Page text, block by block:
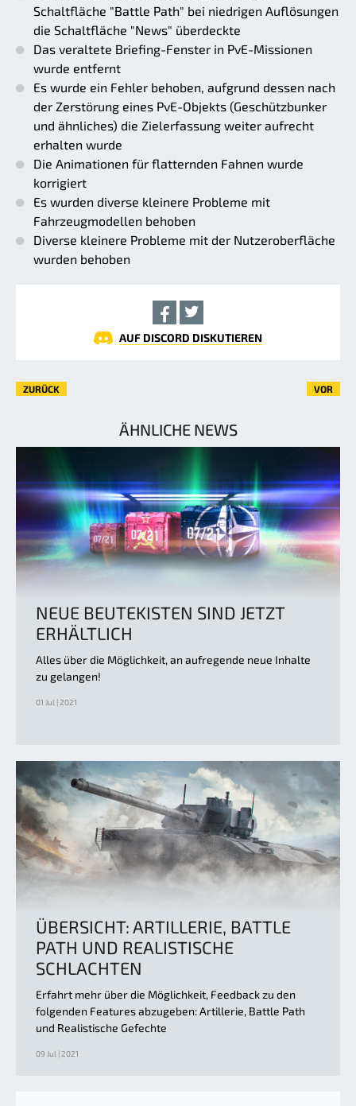
Schaltfläche "Battle Path" bei niedrigen Auflösungen
die Schaltfläche "News" überdeckte
Das veraltete Briefing-Fenster in PvE-Missionen
wurde entfernt
Es wurde ein Fehler behoben, aufgrund dessen nach
der Zerstörung eines PvE-Objekts (Geschützbunker
und ähnliches) die Zielerfassung weiter aufrecht
erhalten wurde
Die Animationen für flatternden Fahnen wurde
korrigiert
Es wurden diverse kleinere Probleme mit
Fahrzeugmodellen behoben
Diverse kleinere Probleme mit der Nutzeroberfläche
wurden behoben
AUF DISCORD DISKUTIEREN
ZURÜCK VOR
ÄHNLICHE NEWS
NEUE BEUTEKISTEN SIND JETZT
ERHÄLTLICH
Alles über die Möglichkeit, an aufregende neue Inhalte
zu gelangen!
01 Jul | 2021
ÜBERSICHT: ARTILLERIE, BATTLE
PATH UND REALISTISCHE
SCHLACHTEN
Erfahrt mehr über die Möglichkeit, Feedback zu den
folgenden Features abzugeben: Artillerie, Battle Path
und Realistische Gefechte
09 Jul | 2021